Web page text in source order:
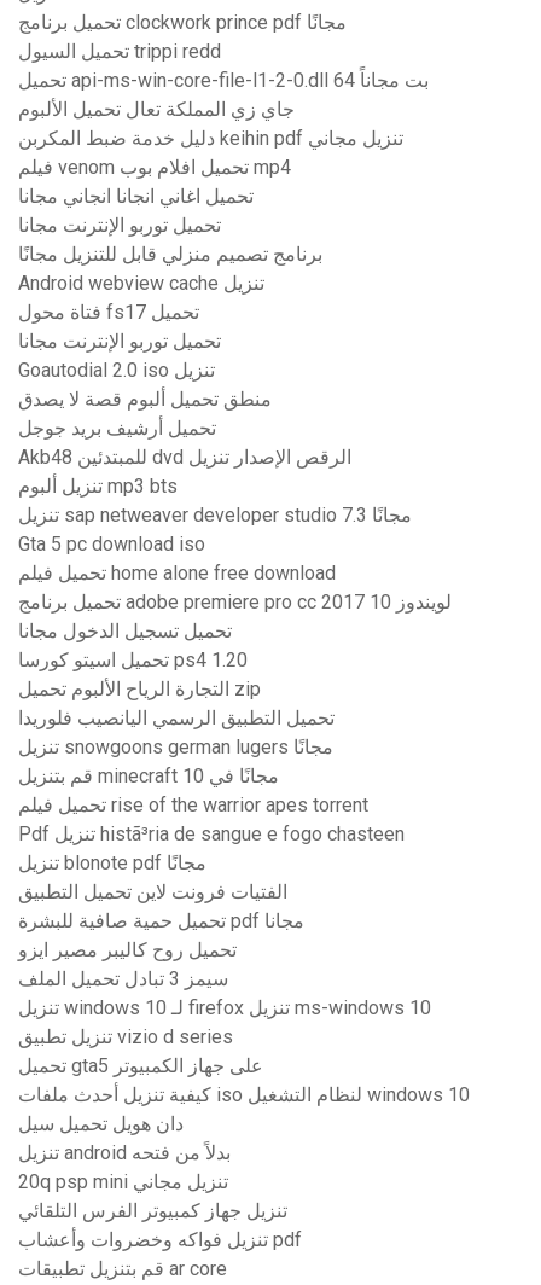
تحميل برنامج clockwork prince pdf مجانًا
تحميل السيول trippi redd
تحميل api-ms-win-core-file-l1-2-0.dll 64 بت مجاناً
جاي زي المملكة تعال تحميل الألبوم
دليل خدمة ضبط المكربن ​​keihin pdf تنزيل مجاني
فيلم venom تحميل افلام بوب mp4
تحميل اغاني انجانا انجاني مجانا
تحميل توربو الإنترنت مجانا
برنامج تصميم منزلي قابل للتنزيل مجانًا
Android webview cache تنزيل
فتاة محول fs17 تحميل
تحميل توربو الإنترنت مجانا
Goautodial 2.0 iso تنزيل
منطق تحميل ألبوم قصة لا يصدق
تحميل أرشيف بريد جوجل
Akb48 للمبتدئين dvd الرقص الإصدار تنزيل
تنزيل ألبوم mp3 bts
تنزيل sap netweaver developer studio 7.3 مجانًا
Gta 5 pc download iso
تحميل فيلم home alone free download
تحميل برنامج adobe premiere pro cc 2017 لويندوز 10
تحميل تسجيل الدخول مجانا
تحميل اسيتو كورسا ps4 1.20
التجارة الرياح الألبوم تحميل zip
تحميل التطبيق الرسمي اليانصيب فلوريدا
تنزيل snowgoons german lugers مجانًا
قم بتنزيل minecraft مجانًا في 10
تحميل فيلم rise of the warrior apes torrent
Pdf تنزيل histã³ria de sangue e fogo chasteen
تنزيل blonote pdf مجانًا
الفتيات فرونت لاين تحميل التطبيق
تحميل حمية صافية للبشرة pdf مجانا
تحميل روح كاليبر مصير ايزو
سيمز 3 تبادل تحميل الملف
تنزيل windows 10 لـ firefox تنزيل ms-windows 10
تنزيل تطبيق vizio d series
تحميل gta5 على جهاز الكمبيوتر
كيفية تنزيل أحدث ملفات iso لنظام التشغيل windows 10
دان هويل تحميل سيل
تنزيل android بدلاً من فتحه
20q psp mini تنزيل مجاني
تنزيل جهاز كمبيوتر الفرس التلقائي
تنزيل فواكه وخضروات وأعشاب pdf
قم بتنزيل تطبيقات ar core